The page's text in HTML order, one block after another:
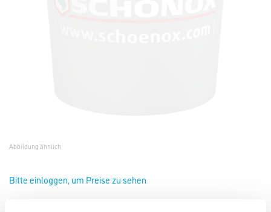
Abbildung ähnlich
Bitte einloggen, um Preise zu sehen